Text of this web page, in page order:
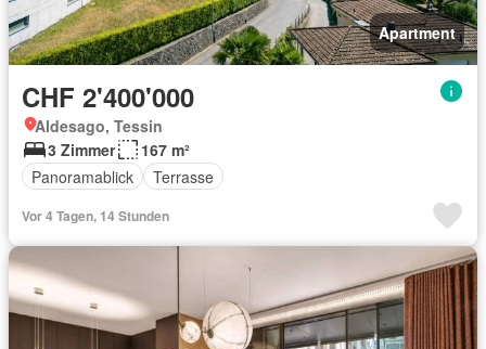
Apartment
CHF 2'400'000
Aldesago, Tessin
3 Zimmer
167 m²
Panoramablick
Terrasse
Vor 4 Tagen, 14 Stunden